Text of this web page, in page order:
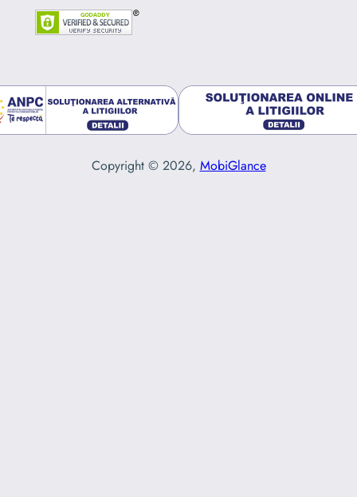
Copyright © 2026, MobiGlance